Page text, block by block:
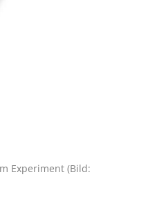
Experiment (Bild: